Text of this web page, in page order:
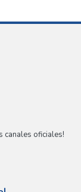
canales oficiales!